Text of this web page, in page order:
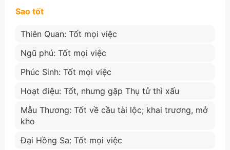
Sao tốt
Thiên Quan: Tốt mọi việc
Ngũ phú: Tốt mọi việc
Phúc Sinh: Tốt mọi việc
Hoạt điệu: Tốt, nhưng gặp Thụ tử thì xấu
Mẫu Thương: Tốt về cầu tài lộc; khai trương, mở
kho
Đại Hồng Sa: Tốt mọi việc